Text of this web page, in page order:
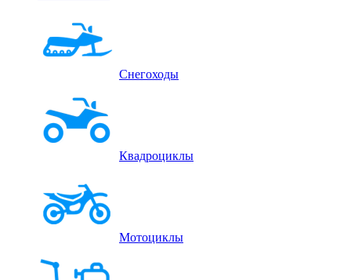
Снегоходы
Квадроциклы
Мотоциклы